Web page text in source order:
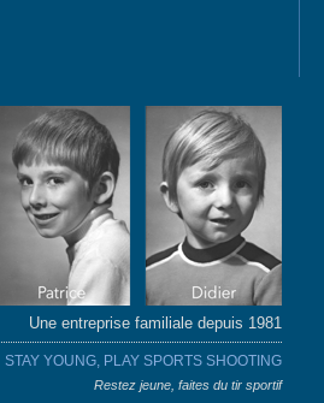
Une entreprise familiale depuis 1981
STAY YOUNG, PLAY SPORTS SHOOTING
Restez jeune, faites du tir sportif